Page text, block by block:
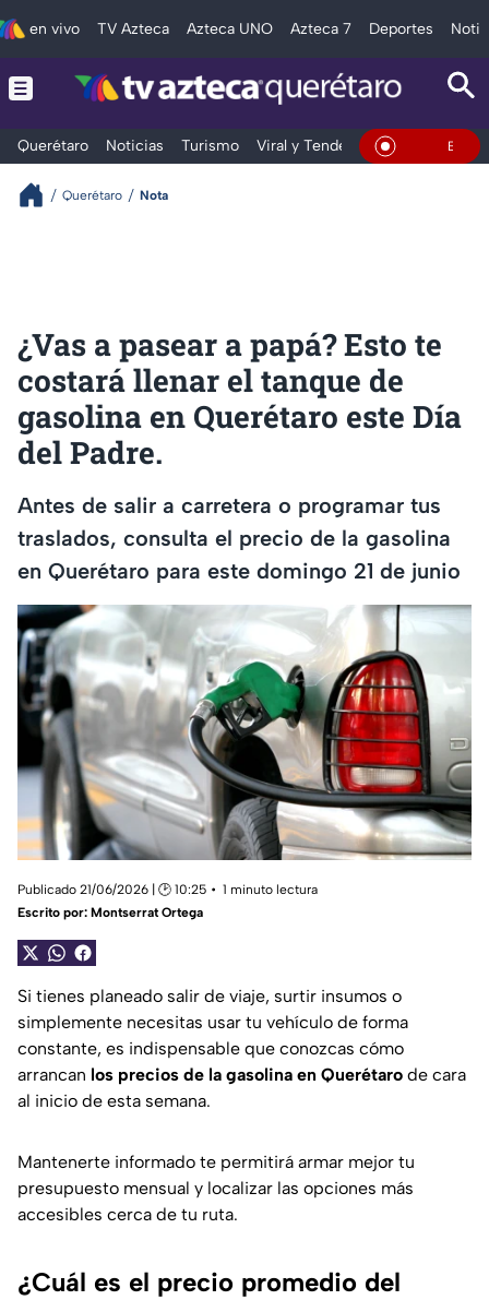
en vivo TV Azteca Azteca UNO Azteca 7 Deportes
Querétaro Noticias Turismo Viral y Tendencia Clima En Vivo
Querétaro Nota
¿Vas a pasear a papá? Esto te
costará llenar el tanque de
gasolina en Querétaro este Día
del Padre.
Antes de salir a carretera o programar tus
traslados, consulta el precio de la gasolina
en Querétaro para este domingo 21 de junio
Publicado 21/06/2026 | 🕑 10:25
1 minuto lectura
Escrito por: Montserrat Ortega
Si tienes planeado salir de viaje, surtir insumos o
simplemente necesitas usar tu vehículo de forma
constante, es indispensable que conozcas cómo
arrancan los precios de la gasolina en Querétaro de cara
al inicio de esta semana.
Mantenerte informado te permitirá armar mejor tu
presupuesto mensual y localizar las opciones más
accesibles cerca de tu ruta.
¿Cuál es el precio promedio del